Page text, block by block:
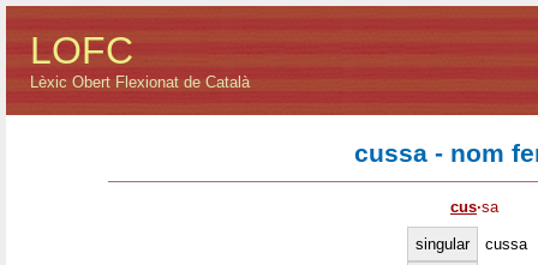
LOFC
Lèxic Obert Flexionat de Català
cussa - nom
cus·sa
singular
cussa